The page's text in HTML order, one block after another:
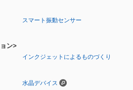
スマート振動センサー
ン>
インクジェットによるものづくり
水晶デバイス